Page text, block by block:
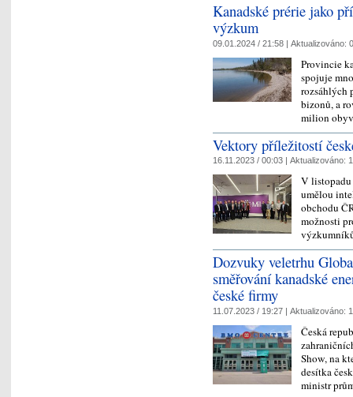
Kanadské prérie jako
výzkum
09.01.2024 / 21:58 | Aktualizováno:
Provincie
spojuje
rozsáhlých
bizonů, a
milion
Vektory příležitostí
16.11.2023 / 00:03 | Aktualizováno:
V listopadu
umělou
obchodu
možnosti
Dozvuky veletrhu
směřování kanadské
české firmy
11.07.2023 / 19:27 | Aktualizováno:
Česká
Show, na
desítka
ministr